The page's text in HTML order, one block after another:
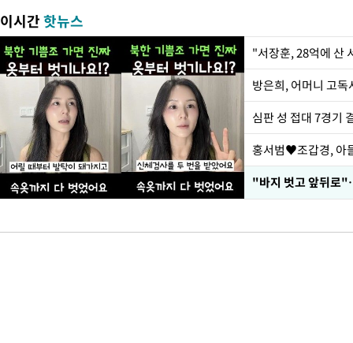
이시간핫뉴스
"서장훈, 28억에 산
방은희, 어머니 고
심판 성 접대 7경기
홍서범♥조갑경, 아
"바지 벗고 앞뒤로